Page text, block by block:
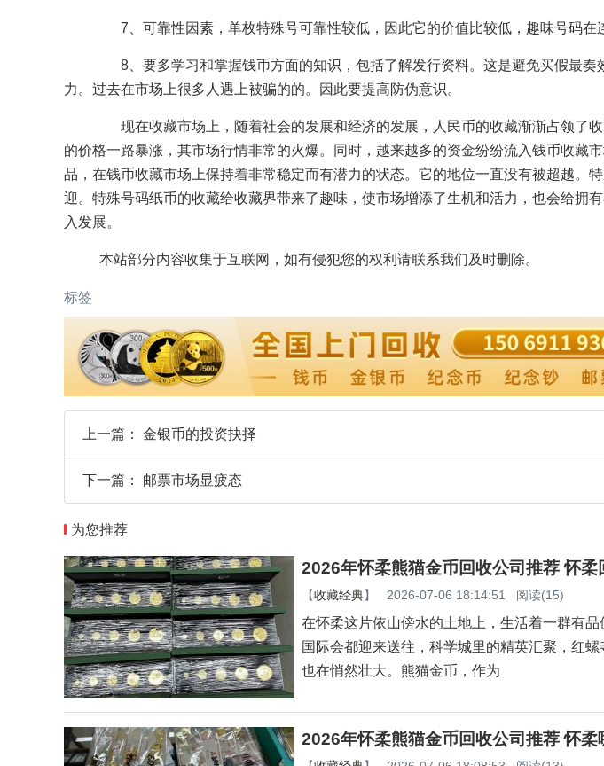
7、可靠性因素，单枚特殊号可靠性较低，因此它的价值比较低，趣味号码在
8、要多学习和掌握钱币方面的知识，包括了解发行资料。这是避免买假最奏
力。过去在市场上很多人遇上被骗的的。因此要提高防伪意识。
现在收藏市场上，随着社会的发展和经济的发展，人民币的收藏渐渐占领了
的价格一路暴涨，其市场行情非常的火爆。同时，越来越多的资金纷纷流入钱币收藏
品，在钱币收藏市场上保持着非常稳定而有潜力的状态。它的地位一直没有被超越。
迎。特殊号码纸币的收藏给收藏界带来了趣味，使市场增添了生机和活力，也会给拥
入发展。
本站部分内容收集于互联网，如有侵犯您的权利请联系我们及时删除。
标签
上一篇： 金银币的投资抉择
下一篇： 邮票市场显疲态
为您推荐
2026年怀柔熊猫金币回收公司推荐 怀柔
【收藏经典】 2026-07-06 18:14:51 阅读(15)
在怀柔这片依山傍水的土地上，生活着一群有
国际会都迎来送往，科学城里的精英汇聚，红
也在悄然壮大。熊猫金币，作为
2026年怀柔熊猫金币回收公司推荐 怀柔